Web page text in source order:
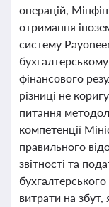
операцій,
отримання
систему
фінансового
різниці не
питання
компетенції
правильного
звітності та
витрати на збут,